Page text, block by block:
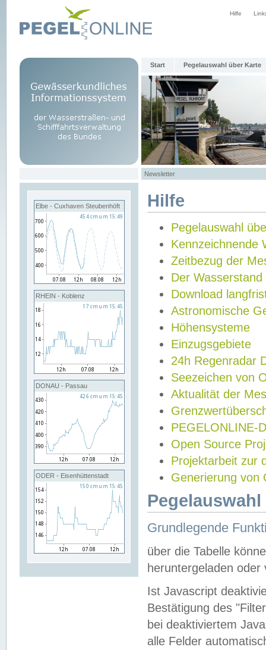
Hilfe
Start Pegelauswahl über Karte
Newsletter
Elbe - Cuxhaven Steubenhöft
RHEIN - Koblenz
DONAU - Passau
ODER - Eisenhüttenstadt
Hilfe
Pegelauswahl
Kennzeichnende
Zeitbezug der
Der Wasserstand
Download
Astronomische
Höhensysteme
Einzugsgebiete
24h Regenradar
Seezeichen von
Aktualität der
PEGELONLINE-
Open Source
Projektarbeit zur
Generierung von
Grundlegende
über die Tabelle
heruntergeladen oder
Ist Javascript
Bestätigung des
bei deaktiviertem
alle Felder